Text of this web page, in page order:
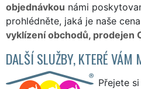
objednávkou námi
prohlédněte, jaká je naše
vyklízení obchodů, prodejen
DALŠÍ SLUŽBY, KTERÉ VÁM
Přejete